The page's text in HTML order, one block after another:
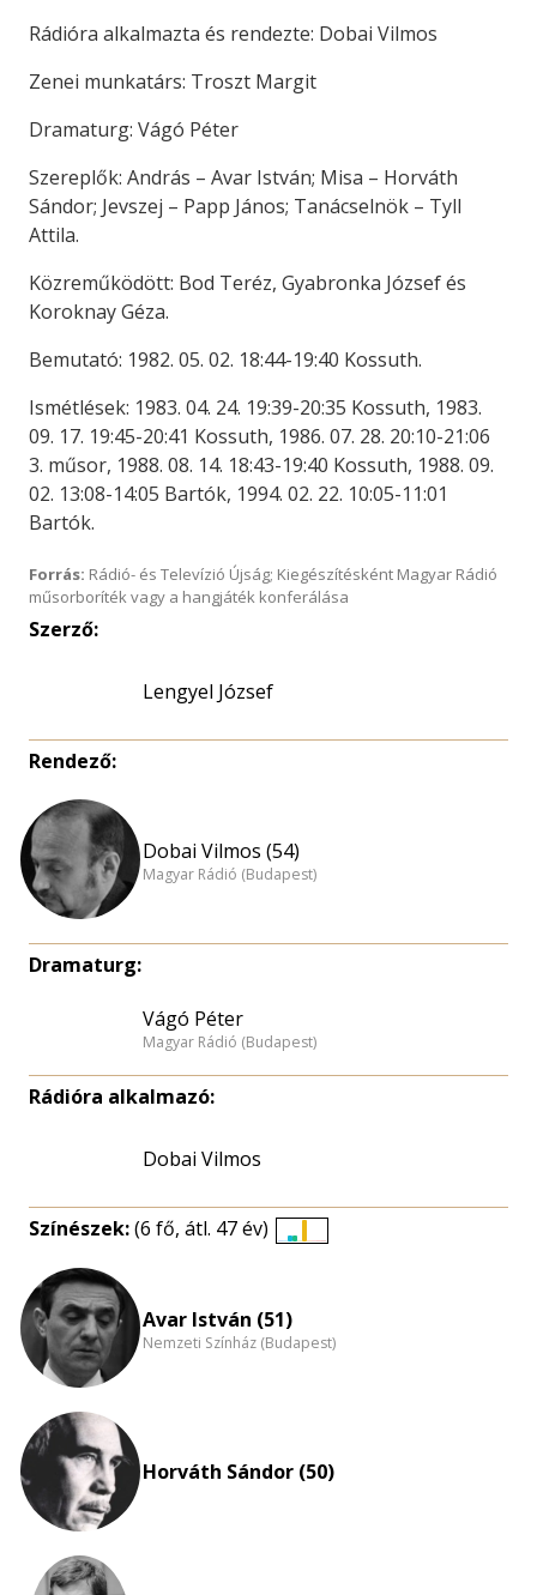
Rádióra alkalmazta és rendezte: Dobai Vilmos
Zenei munkatárs: Troszt Margit
Dramaturg: Vágó Péter
Szereplők: András – Avar István; Misa – Horváth
Sándor; Jevszej – Papp János; Tanácselnök – Tyll
Attila.
Közreműködött: Bod Teréz, Gyabronka József és
Koroknay Géza.
Bemutató: 1982. 05. 02. 18:44-19:40 Kossuth.
Ismétlések: 1983. 04. 24. 19:39-20:35 Kossuth, 1983.
09. 17. 19:45-20:41 Kossuth, 1986. 07. 28. 20:10-21:06
3. műsor, 1988. 08. 14. 18:43-19:40 Kossuth, 1988. 09.
02. 13:08-14:05 Bartók, 1994. 02. 22. 10:05-11:01
Bartók.
Forrás: Rádió- és Televízió Újság; Kiegészítésként Magyar Rádió
műsorboríték vagy a hangjáték konferálása
Szerző:
Lengyel József
Rendező:
Dobai Vilmos (54)
Magyar Rádió (Budapest)
Dramaturg:
Vágó Péter
Magyar Rádió (Budapest)
Rádióra alkalmazó:
Dobai Vilmos
Színészek:(6 fő, átl. 47 év)
Avar István (51)
Nemzeti Színház (Budapest)
Horváth Sándor (50)